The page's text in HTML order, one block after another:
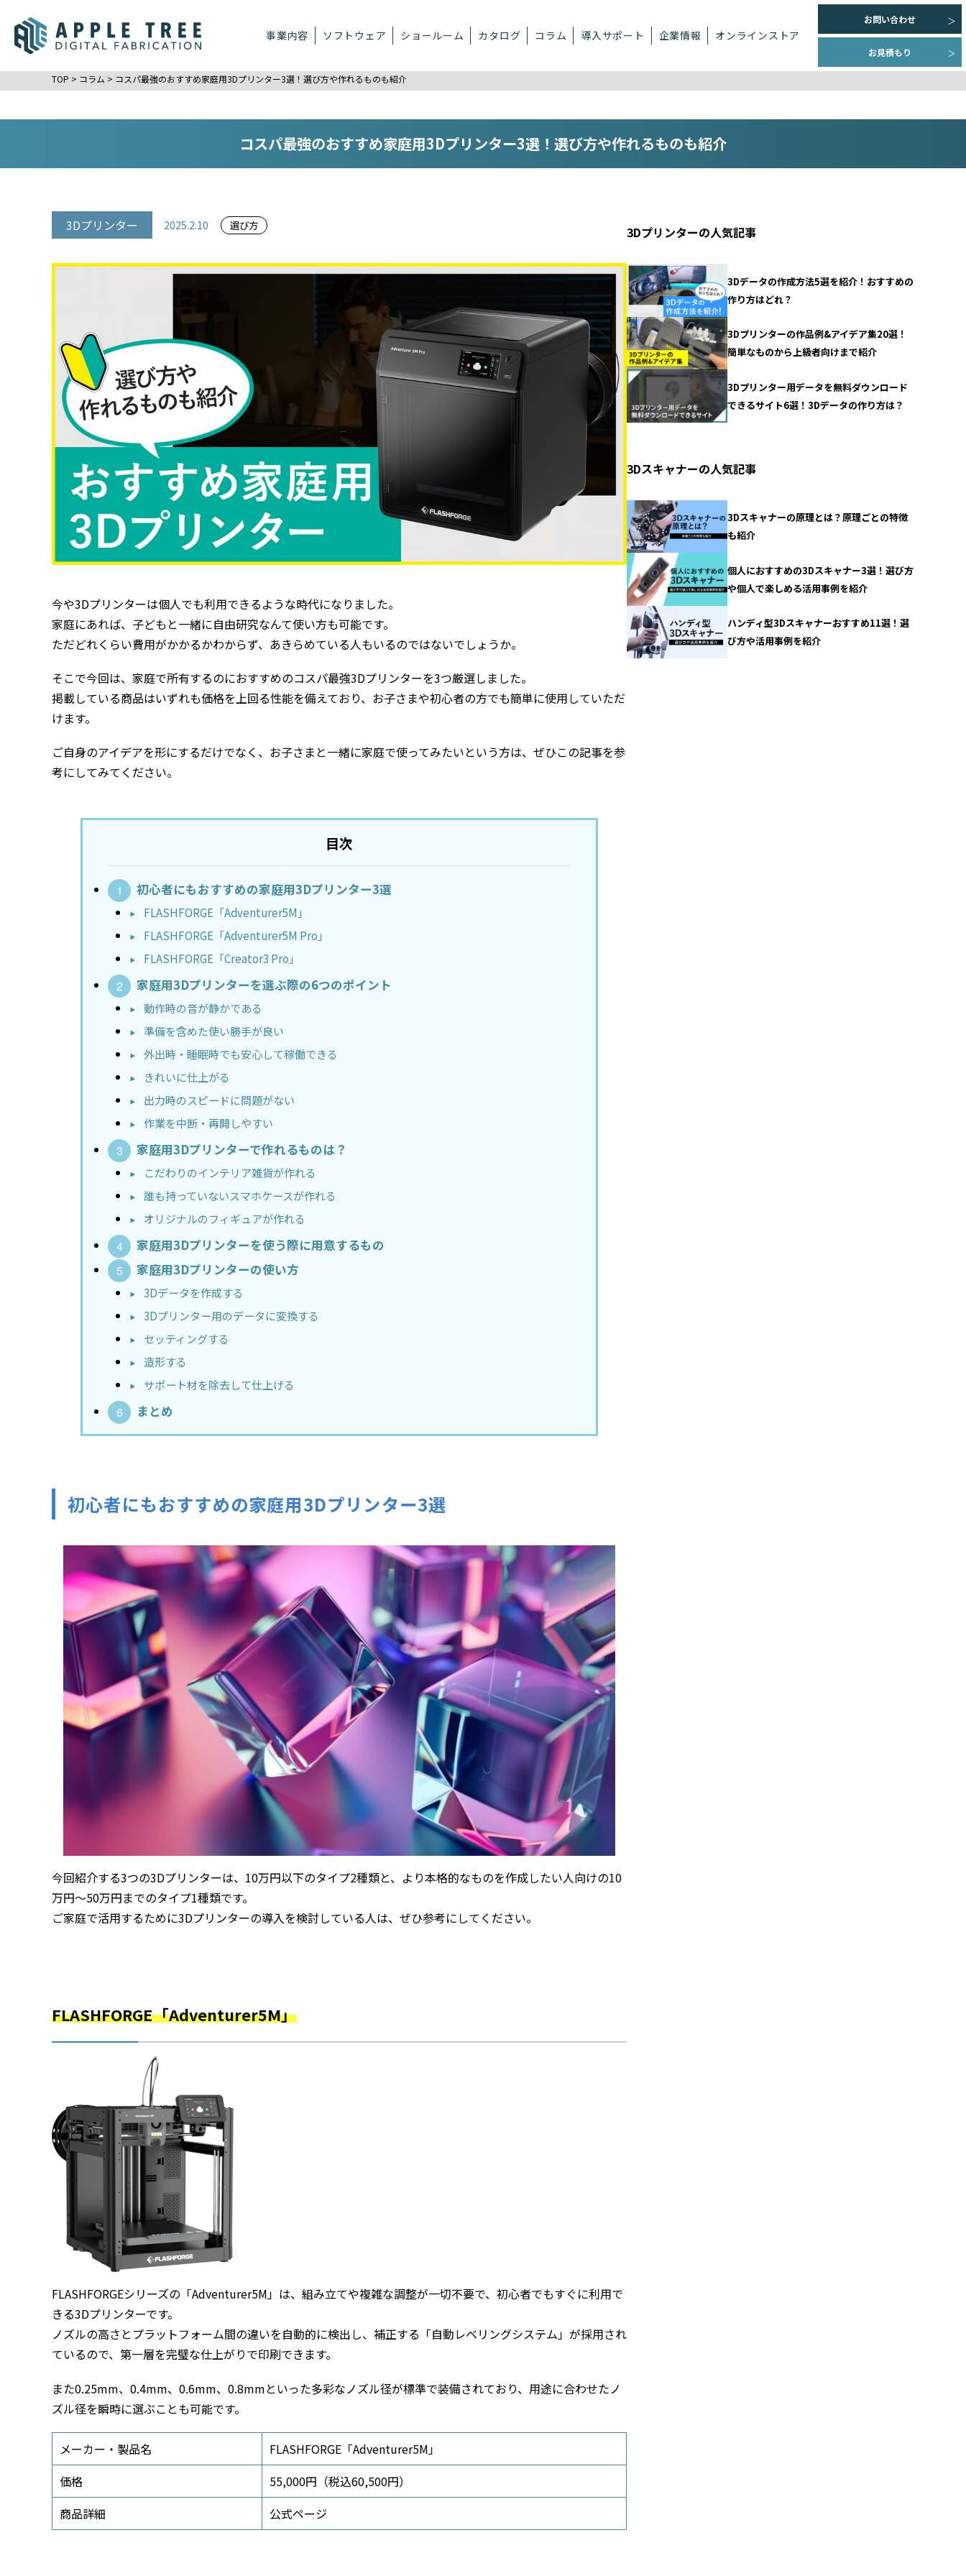
事業内容 ソフトウェア ショールーム カタログ コラム 導入サポート 企業情報 オンラインストア
お問い合わせ
お見積もり
TOP > コラム > コスパ最強のおすすめ家庭用3Dプリンター3選！選び方や作れるものも紹介
コスパ最強のおすすめ家庭用3Dプリンター3選！選び方や作れるものも紹介
3Dプリンター 2025.2.10 選び方
今や3Dプリンターは個人でも利用できるような時代になりました。
家庭にあれば、子どもと一緒に自由研究なんて使い方も可能です。
ただどれくらい費用がかかるかわからず、あきらめている人もいるのではないでしょうか。
そこで今回は、家庭で所有するのにおすすめのコスパ最強3Dプリンターを3つ厳選しました。
掲載している商品はいずれも価格を上回る性能を備えており、お子さまや初心者の方でも簡単に使用していただ
けます。
ご自身のアイデアを形にするだけでなく、お子さまと一緒に家庭で使ってみたいという方は、ぜひこの記事を参
考にしてみてください。
目次
初心者にもおすすめの家庭用3Dプリンター3選
FLASHFORGE「Adventurer5M」
FLASHFORGE「Adventurer5M Pro」
FLASHFORGE「Creator3 Pro」
家庭用3Dプリンターを選ぶ際の6つのポイント
動作時の音が静かである
準備を含めた使い勝手が良い
外出時・睡眠時でも安心して稼働できる
きれいに仕上がる
出力時のスピードに問題がない
作業を中断・再開しやすい
家庭用3Dプリンターで作れるものは？
こだわりのインテリア雑貨が作れる
誰も持っていないスマホケースが作れる
オリジナルのフィギュアが作れる
家庭用3Dプリンターを使う際に用意するもの
家庭用3Dプリンターの使い方
3Dデータを作成する
3Dプリンター用のデータに変換する
セッティングする
造形する
サポート材を除去して仕上げる
まとめ
初心者にもおすすめの家庭用3Dプリンター3選
今回紹介する3つの3Dプリンターは、10万円以下のタイプ2種類と、より本格的なものを作成したい人向けの10
万円〜50万円までのタイプ1種類です。
ご家庭で活用するために3Dプリンターの導入を検討している人は、ぜひ参考にしてください。
FLASHFORGE「Adventurer5M」
FLASHFORGEシリーズの「Adventurer5M」は、組み立てや複雑な調整が一切不要で、初心者でもすぐに利用で
きる3Dプリンターです。
ノズルの高さとプラットフォーム間の違いを自動的に検出し、補正する「自動レベリングシステム」が採用され
ているので、第一層を完璧な仕上がりで印刷できます。
また0.25mm、0.4mm、0.6mm、0.8mmといった多彩なノズル径が標準で装備されており、用途に合わせたノ
ズル径を瞬時に選ぶことも可能です。
メーカー・製品名
FLASHFORGE「Adventurer5M」
価格
55,000円（税込60,500円）
商品詳細
公式ページ
3Dプリンターの人気記事
3Dデータの作成方法5選を紹介！おすすめの
作り方はどれ？
3Dプリンターの作品例&アイデア集20選！
簡単なものから上級者向けまで紹介
3Dプリンター用データを無料ダウンロード
できるサイト6選！3Dデータの作り方は？
3Dスキャナーの人気記事
3Dスキャナーの原理とは？原理ごとの特徴
も紹介
個人におすすめの3Dスキャナー3選！選び方
や個人で楽しめる活用事例を紹介
ハンディ型3Dスキャナーおすすめ11選！選
び方や活用事例を紹介